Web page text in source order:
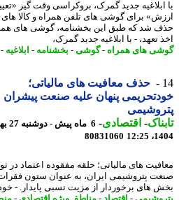
جدید گمرک، بروکراسی وقت گیر «تعیین
برای گوشی های تلفن همراه و کالا های
تعهد، - با ابلاغیه جدید گمرک،
های همراه- گوشی-بخشنامه-ابلاغیه-
حذف معافیت های مالیاتی؛
پنهان علیه صنعت پیشران
-اقتصادی-
6 ماه پیش - دوشنبه 27 بهمن
80831060
های مالیاتی؛ حلقه مفقوده اعتماد در توسعه
پتروشیمی ایران، به عنوان ستون فقرات
های برخوردار از مزیت نسبی پایدار. -